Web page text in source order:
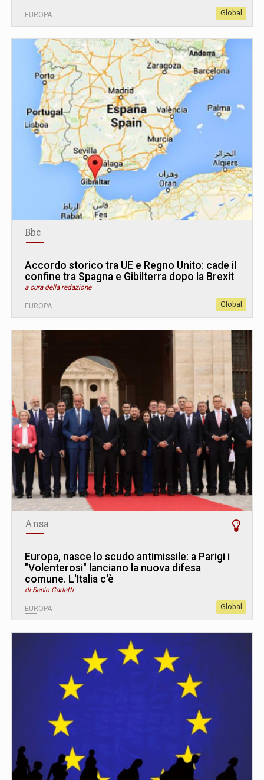
EUROPA Global
Bbc
Accordo storico tra UE e Regno Unito: cade il
confine tra Spagna e Gibilterra dopo la Brexit
a cura della redazione
EUROPA Global
Ansa
Europa, nasce lo scudo antimissile: a Parigi i
"Volenterosi" lanciano la nuova difesa
comune. L'Italia c'è
di Senio Carletti
EUROPA Global